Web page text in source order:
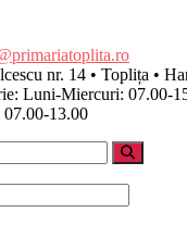
nr. 14 • Toplița •
Luni-Miercuri: 07.00-
13.00